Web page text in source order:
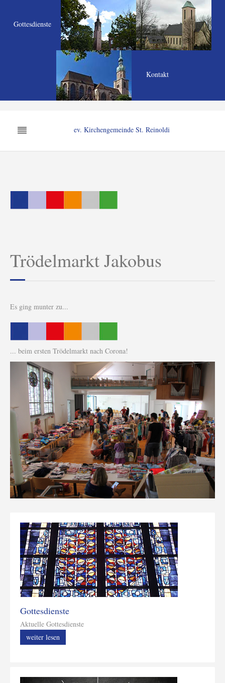
Gottesdienste
Kontakt
ev. Kirchengemeinde St. Reinoldi
Trödelmarkt Jakobus
Es ging munter zu...
... beim ersten Trödelmarkt nach Corona!
Gottesdienste
Aktuelle Gottesdienste
weiter lesen